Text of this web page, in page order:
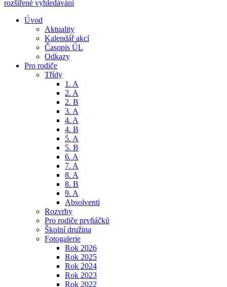
rozšířené vyhledávání
Úvod
Aktuality
Kalendář akcí
Časopis ÚL
Odkazy
Pro rodiče
Třídy
1. A
2. A
2. B
3. A
4. A
4. B
5. A
5. B
6. A
7. A
8. A
8. B
9. A
Absolventi
Rozvrhy
Pro rodiče prvňáčků
Školní družina
Fotogalerie
Rok 2026
Rok 2025
Rok 2024
Rok 2023
Rok 2022